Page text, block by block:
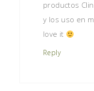
productos
y los uso en
love it
Reply